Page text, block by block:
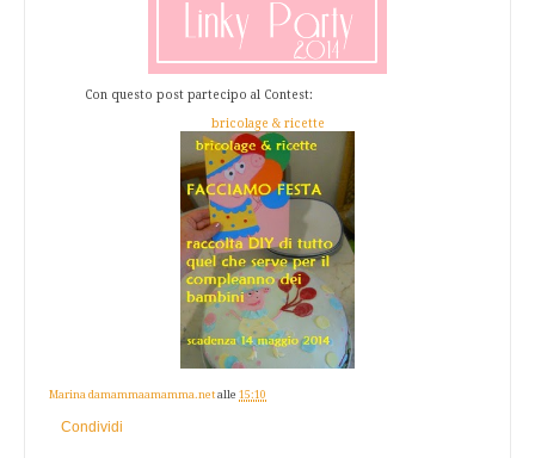
Con questo post partecipo al Contest:
bricolage & ricette
Marina damammaamamma.net alle 15:10
Condividi